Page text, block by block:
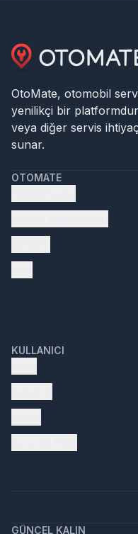
OtoMate, otomobil
yenilikçi bir platformdur.
veya diğer servis
sunar.
OTOMATE
KULLANICI
GÜNCEL KALIN